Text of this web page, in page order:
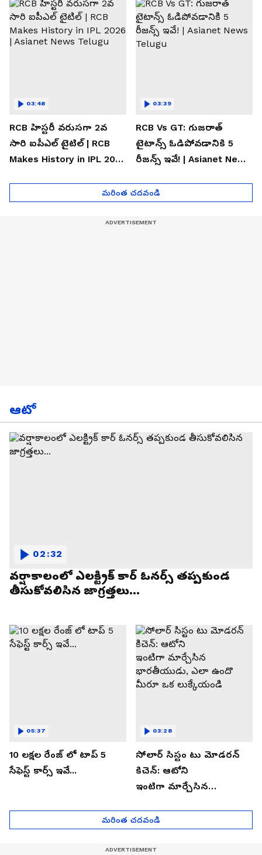
Telugu
RCB హిస్టరీ వరుసగా 2వ
సారి ఐపీఎల్ టైటిల్ | RCB
Makes History in IPL 2026
03:48
RCB Vs GT: గుజరాత్
టైటాన్స్ ఓడిపోవడానికి 5
రీజన్స్ ఇవే! | Asianet News
03:39
మరింత చదవండి
ఆటో
వర్షాకాలంలో ఎలక్ట్రిక్ కార్ ఓనర్స్ తప్పకుండ
తీసుకోవలిసిన జాగ్రత్తలు...
02:32
10 లక్షల రేంజ్ లో టాప్ 5
సేఫెస్ట్ కార్స్ ఇవే...
05:37
సోలార్ సిస్టం టు మోడరన్
కిచెన్: ఆటోని
ఇంటిగా మార్చేసిన
మీరూ ఒక లుక్కేయండి
03:28
మరింత చదవండి